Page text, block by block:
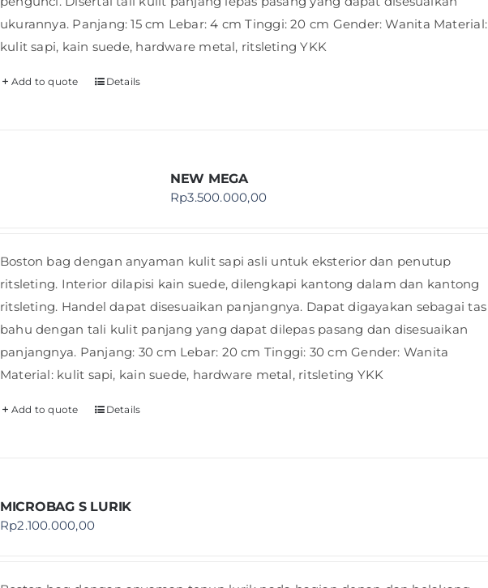
ukurannya. Panjang: 15 cm Lebar: 4 cm Tinggi: 20 cm Gender: Wanita Material:
kulit sapi, kain suede, hardware metal, ritsleting YKK
Add to quote Details
NEW MEGA
Rp3.500.000,00
Boston bag dengan anyaman kulit sapi asli untuk eksterior dan penutup
ritsleting. Interior dilapisi kain suede, dilengkapi kantong dalam dan kantong
ritsleting. Handel dapat disesuaikan panjangnya. Dapat digayakan sebagai tas
bahu dengan tali kulit panjang yang dapat dilepas pasang dan disesuaikan
panjangnya. Panjang: 30 cm Lebar: 20 cm Tinggi: 30 cm Gender: Wanita
Material: kulit sapi, kain suede, hardware metal, ritsleting YKK
Add to quote Details
MICROBAG S LURIK
Rp2.100.000,00